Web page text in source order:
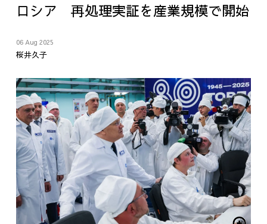
ロシア 再処理実証を産業規模で開始
06 Aug 2025
桜井久子